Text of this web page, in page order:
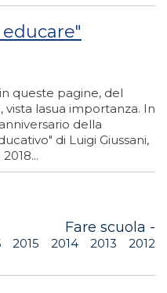
queste pagine, del
vista lasua importanza. In
della
di Luigi Giussani,
Fare scuola -
2015 2014 2013 2012